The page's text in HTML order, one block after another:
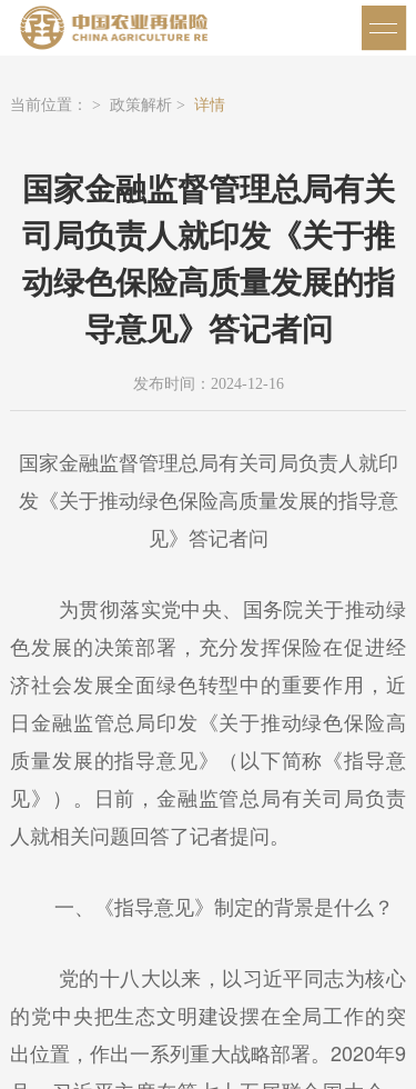
当前位置： > 政策解析 > 详情
国家金融监督管理总局有关
司局负责人就印发《关于推
动绿色保险高质量发展的指
导意见》答记者问
发布时间：2024-12-16
国家金融监督管理总局有关司局负责人就印
发《关于推动绿色保险高质量发展的指导意
见》答记者问
为贯彻落实党中央、国务院关于推动绿
色发展的决策部署，充分发挥保险在促进经
济社会发展全面绿色转型中的重要作用，近
日金融监管总局印发《关于推动绿色保险高
质量发展的指导意见》（以下简称《指导意
见》）。日前，金融监管总局有关司局负责
人就相关问题回答了记者提问。
一、《指导意见》制定的背景是什么？
党的十八大以来，以习近平同志为核心
的党中央把生态文明建设摆在全局工作的突
出位置，作出一系列重大战略部署。2020年9